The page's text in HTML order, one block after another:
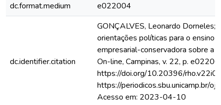
dc.format.medium
e022004
dc.identifier.citation
GONÇALVES, Leonardo Dorneles;
orientações políticas para o
empresarial-conservadora sobre a
On-line, Campinas, v. 22, p.
https://doi.org/10.20396/
https://periodicos.sbu.unicamp.br/
Acesso em: 2023-04-10